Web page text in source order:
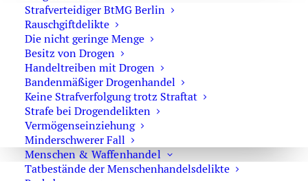
Strafverteidiger BtMG Berlin
Rauschgiftdelikte
Die nicht geringe Menge
Besitz von Drogen
Handeltreiben mit Drogen
Bandenmäßiger Drogenhandel
Keine Strafverfolgung trotz Straftat
Strafe bei Drogendelikten
Vermögenseinziehung
Minderschwerer Fall
Menschen & Waffenhandel
Tatbestände der Menschenhandelsdelikte
vorschnell durchführen. Wenn die Polizei eine
Blutentnahme anordnet, sollte diese Maßnahme nicht
körperlich verhindert werden. Die rechtliche Prüfung
erfolgt später über die Akte.
FAQ zur Blutentnahme bei einer
Polizeikontrolle
Muss ich bei einer Verkehrskontrolle pusten?